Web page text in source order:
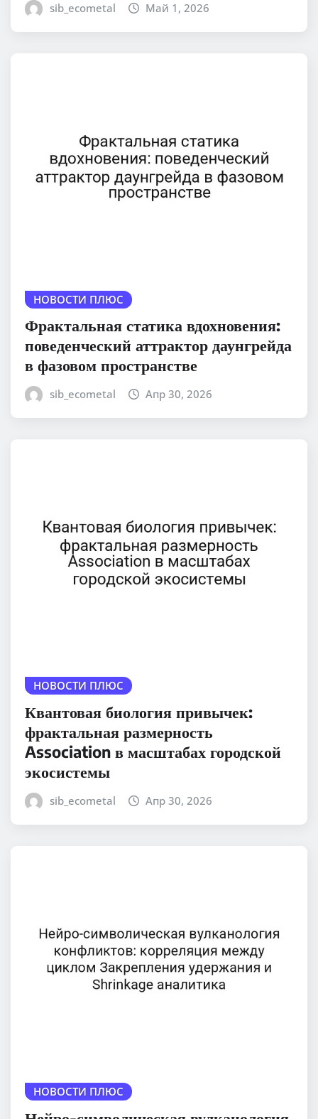
sib_ecometal Май 1, 2026
НОВОСТИ ПЛЮС
Фрактальная статика вдохновения:
поведенческий аттрактор даунгрейда
в фазовом пространстве
sib_ecometal Апр 30, 2026
НОВОСТИ ПЛЮС
Квантовая биология привычек:
фрактальная размерность
Association в масштабах городской
экосистемы
sib_ecometal Апр 30, 2026
НОВОСТИ ПЛЮС